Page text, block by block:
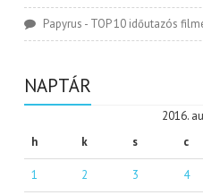
Papyrus - TOP 10 időutazós
NAPTÁR
2016.
h
k s c
1 2 3 4